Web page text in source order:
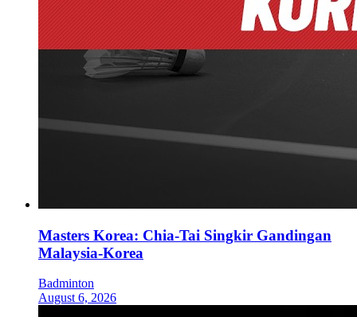
Masters Korea: Chia-Tai Singkir Gandingan
Malaysia-Korea
Badminton
August 6, 2026